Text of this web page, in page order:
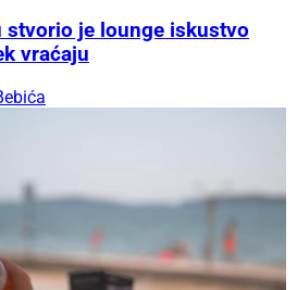
je lounge iskustvo
vraćaju